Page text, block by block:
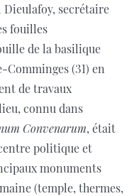
secrétaire
fouilles
de la basilique
(31) en
de travaux
connu dans
Convenarum, était
politique et
monuments
(temple, thermes,